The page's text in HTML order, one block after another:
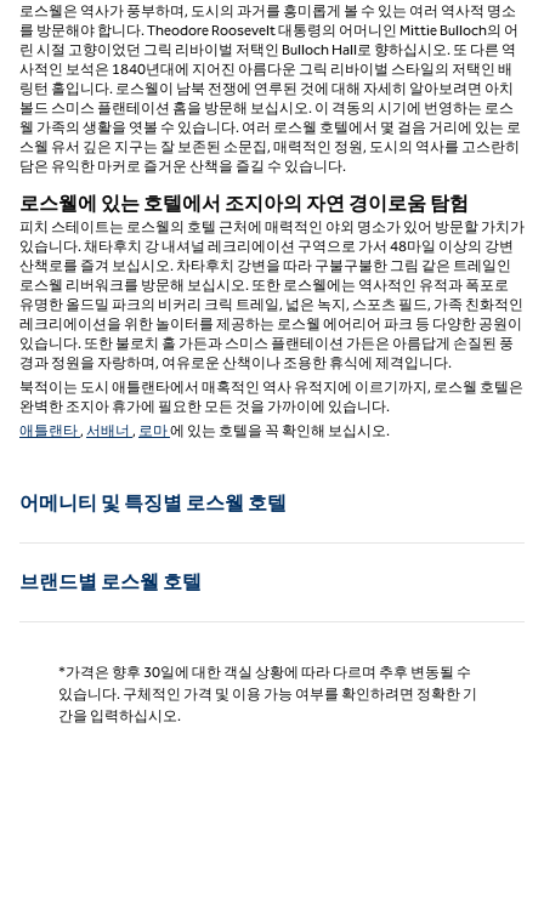
로스웰은 역사가 풍부하며, 도시의 과거를 흥미롭게 볼 수 있는 여러 역사적 명소
를 방문해야 합니다. Theodore Roosevelt 대통령의 어머니인 Mittie Bulloch의 어
린 시절 고향이었던 그릭 리바이벌 저택인 Bulloch Hall로 향하십시오. 또 다른 역
사적인 보석은 1840년대에 지어진 아름다운 그릭 리바이벌 스타일의 저택인 배
링턴 홀입니다. 로스웰이 남북 전쟁에 연루된 것에 대해 자세히 알아보려면 아치
볼드 스미스 플랜테이션 홈을 방문해 보십시오. 이 격동의 시기에 번영하는 로스
웰 가족의 생활을 엿볼 수 있습니다. 여러 로스웰 호텔에서 몇 걸음 거리에 있는 로
스웰 유서 깊은 지구는 잘 보존된 소문집, 매력적인 정원, 도시의 역사를 고스란히
담은 유익한 마커로 즐거운 산책을 즐길 수 있습니다.
로스웰에 있는 호텔에서 조지아의 자연 경이로움 탐험
피치 스테이트는 로스웰의 호텔 근처에 매력적인 야외 명소가 있어 방문할 가치가
있습니다. 채타후치 강 내셔널 레크리에이션 구역으로 가서 48마일 이상의 강변
산책로를 즐겨 보십시오. 차타후치 강변을 따라 구불구불한 그림 같은 트레일인
로스웰 리버워크를 방문해 보십시오. 또한 로스웰에는 역사적인 유적과 폭포로
유명한 올드밀 파크의 비커리 크릭 트레일, 넓은 녹지, 스포츠 필드, 가족 친화적인
레크리에이션을 위한 놀이터를 제공하는 로스웰 에어리어 파크 등 다양한 공원이
있습니다. 또한 불로치 홀 가든과 스미스 플랜테이션 가든은 아름답게 손질된 풍
경과 정원을 자랑하며, 여유로운 산책이나 조용한 휴식에 제격입니다.
북적이는 도시 애틀랜타에서 매혹적인 역사 유적지에 이르기까지, 로스웰 호텔은
완벽한 조지아 휴가에 필요한 모든 것을 가까이에 있습니다.
애틀랜타, 서배너 , 로마에 있는 호텔을 꼭 확인해 보십시오.
어메니티 및 특징별 로스웰 호텔
브랜드별 로스웰 호텔
*가격은 향후 30일에 대한 객실 상황에 따라 다르며 추후 변동될 수
있습니다. 구체적인 가격 및 이용 가능 여부를 확인하려면 정확한 기
간을 입력하십시오.